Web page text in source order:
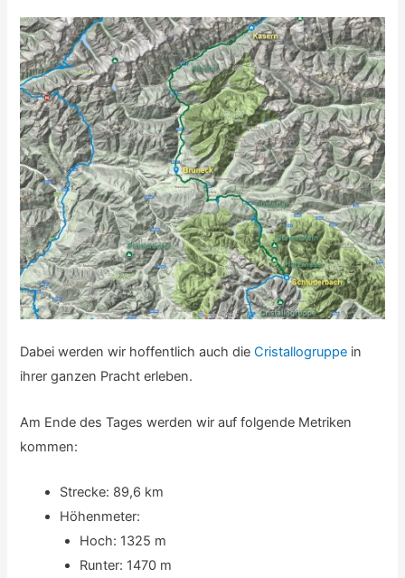
Dabei werden wir hoffentlich auch dieCristallogruppe in
ihrer ganzen Pracht erleben.
Am Ende des Tages werden wir auf folgende Metriken
kommen:
Strecke: 89,6 km
Höhenmeter:
Hoch: 1325 m
Runter: 1470 m